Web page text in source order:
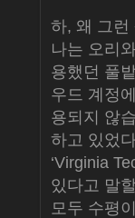
하, 왜 그런
나는 오리
용했던 풀
우드 계정
용되지 않
하고 있었
‘Virginia
있다고 말
모두 수평